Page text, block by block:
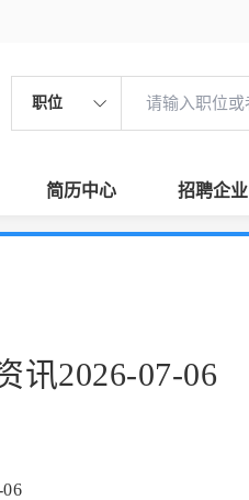
职位
简历中心 招聘企业
讯2026-07-06